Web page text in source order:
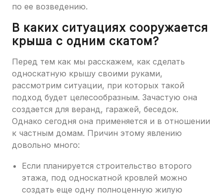
по ее возведению.
В каких ситуациях сооружается
крыша с одним скатом?
Перед тем как мы расскажем, как сделать
односкатную крышу своими руками,
рассмотрим ситуации, при которых такой
подход будет целесообразным. Зачастую она
создается для веранд, гаражей, беседок.
Однако сегодня она применяется и в отношении
к частным домам. Причин этому явлению
довольно много:
Если планируется строительство второго
этажа, под односкатной кровлей можно
создать еще одну полноценную жилую